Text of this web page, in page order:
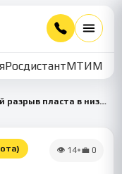
РосдистантМТИММУ
Гидравлический разрыв пласта в низкопроницаемых коллекторах
👁 14•💼 0